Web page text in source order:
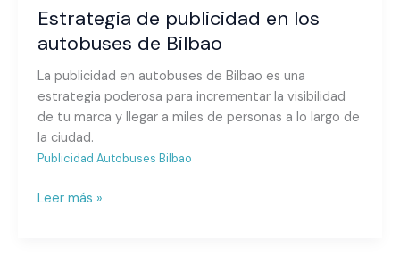
Estrategia de publicidad en los
autobuses de Bilbao
La publicidad en autobuses de Bilbao es una
estrategia poderosa para incrementar la visibilidad
de tu marca y llegar a miles de personas a lo largo de
la ciudad.
Publicidad Autobuses Bilbao
publicidad
en
autobuses
de
Bilbao
Leer más »